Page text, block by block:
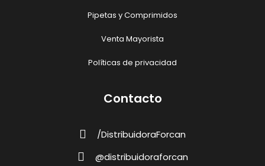
Pipetas y Comprimidos
Venta Mayorista
Políticas de privacidad
Contacto
/DistribuidoraForcan
@distribuidoraforcan